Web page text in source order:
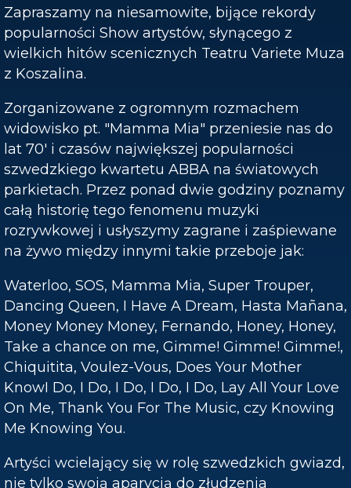
Zapraszamy na niesamowite, bijące rekordy
popularności Show artystów, słynącego z
wielkich hitów scenicznych Teatru Variete Muza
z Koszalina.
Zorganizowane z ogromnym rozmachem
widowisko pt. "Mamma Mia" przeniesie nas do
lat 70' i czasów największej popularności
szwedzkiego kwartetu ABBA na światowych
parkietach. Przez ponad dwie godziny poznamy
całą historię tego fenomenu muzyki
rozrywkowej i usłyszymy zagrane i zaśpiewane
na żywo między innymi takie przeboje jak:
Waterloo, SOS, Mamma Mia, Super Trouper,
Dancing Queen, I Have A Dream, Hasta Mañana,
Money Money Money, Fernando, Honey, Honey,
Take a chance on me, Gimme! Gimme! Gimme!,
Chiquitita, Voulez-Vous, Does Your Mother
KnowI Do, I Do, I Do, I Do, I Do, Lay All Your Love
On Me, Thank You For The Music, czy Knowing
Me Knowing You.
Artyści wcielający się w rolę szwedzkich gwiazd,
nie tylko swoją aparycją do złudzenia